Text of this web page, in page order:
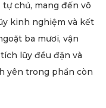
chủ, mang đến vô
kinh nghiệm và kết
ba mươi, vận
lũy đều đặn và
yên trong phần còn